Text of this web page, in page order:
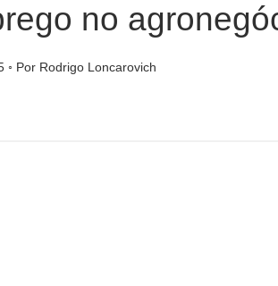
no
◦ Por Rodrigo Loncarovich